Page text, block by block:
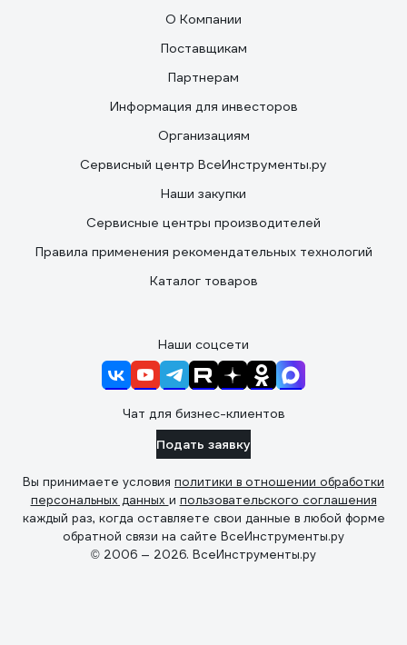
О Компании
Поставщикам
Партнерам
Информация для инвесторов
Организациям
Сервисный центр ВсеИнструменты.ру
Наши закупки
Сервисные центры производителей
Правила применения рекомендательных технологий
Каталог товаров
Наши соцсети
Чат для бизнес-клиентов
Подать заявку
Вы принимаете условия политики в отношении обработки
персональных данных и пользовательского соглашения
каждый раз, когда оставляете свои данные в любой форме
обратной связи на сайте ВсеИнструменты.ру
© 2006 — 2026. ВсеИнструменты.ру